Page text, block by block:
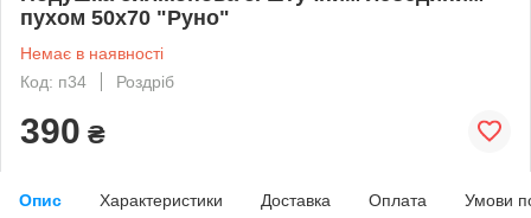
пухом 50х70 "Руно"
Немає в наявності
Код: п34
Роздріб
390 ₴
Опис Характеристики Доставка Оплата Умови